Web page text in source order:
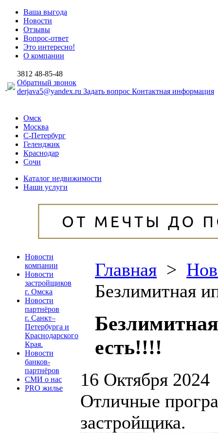
Ваша выгода
Новости
Отзывы
Вопрос-ответ
Это интересно!
О компании
3812 48-85-48
Обратный звонок
derjava5@yandex.ru Задать вопрос Контактная информация
Омск
Москва
С-Петербург
Геленджик
Краснодар
Сочи
Каталог недвижимости
Наши услуги
Новости
компании
Новости
застройщиков
г. Омска
Новости
партнёров
г. Санкт–
Петербурга и
Краснодарского
Края.
Новости
банков-
партнёров
СМИ о нас
PRO жилье
Главная >
Безлимитная
есть!!!!
16 Октября 2024
Отличные
застройщика.